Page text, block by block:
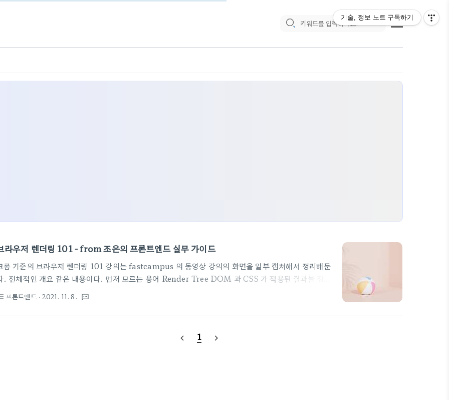
라우저 렌더링 101 - from 조은의 프론트엔드 실무 가이드
롬 기준의 브라우저 렌더링 101 강의는 fastcampus 의 동영상 강의의 화면을 일부 캡쳐해서 정리해둔
. 전체적인 개요 같은 내용이다. 먼저 모르는 용어 Render Tree DOM 과 CSS 가 적용된 결과물 정도
어진다고 알면 된다. 1. Layout 2. Paint 3. Render 라는 과정이 있다는 것을 기억하라는 강사분의 말
. Layout 부분이 다시 불리게 되면 좀 느려질 가능성이 있으니 피해서 설계하는 것이 좋다. 대충 이해한
프론트엔드 · 2021. 11. 8. textsms
navigate_before 1 navigate_next
기술, 정보 노트 구독하기